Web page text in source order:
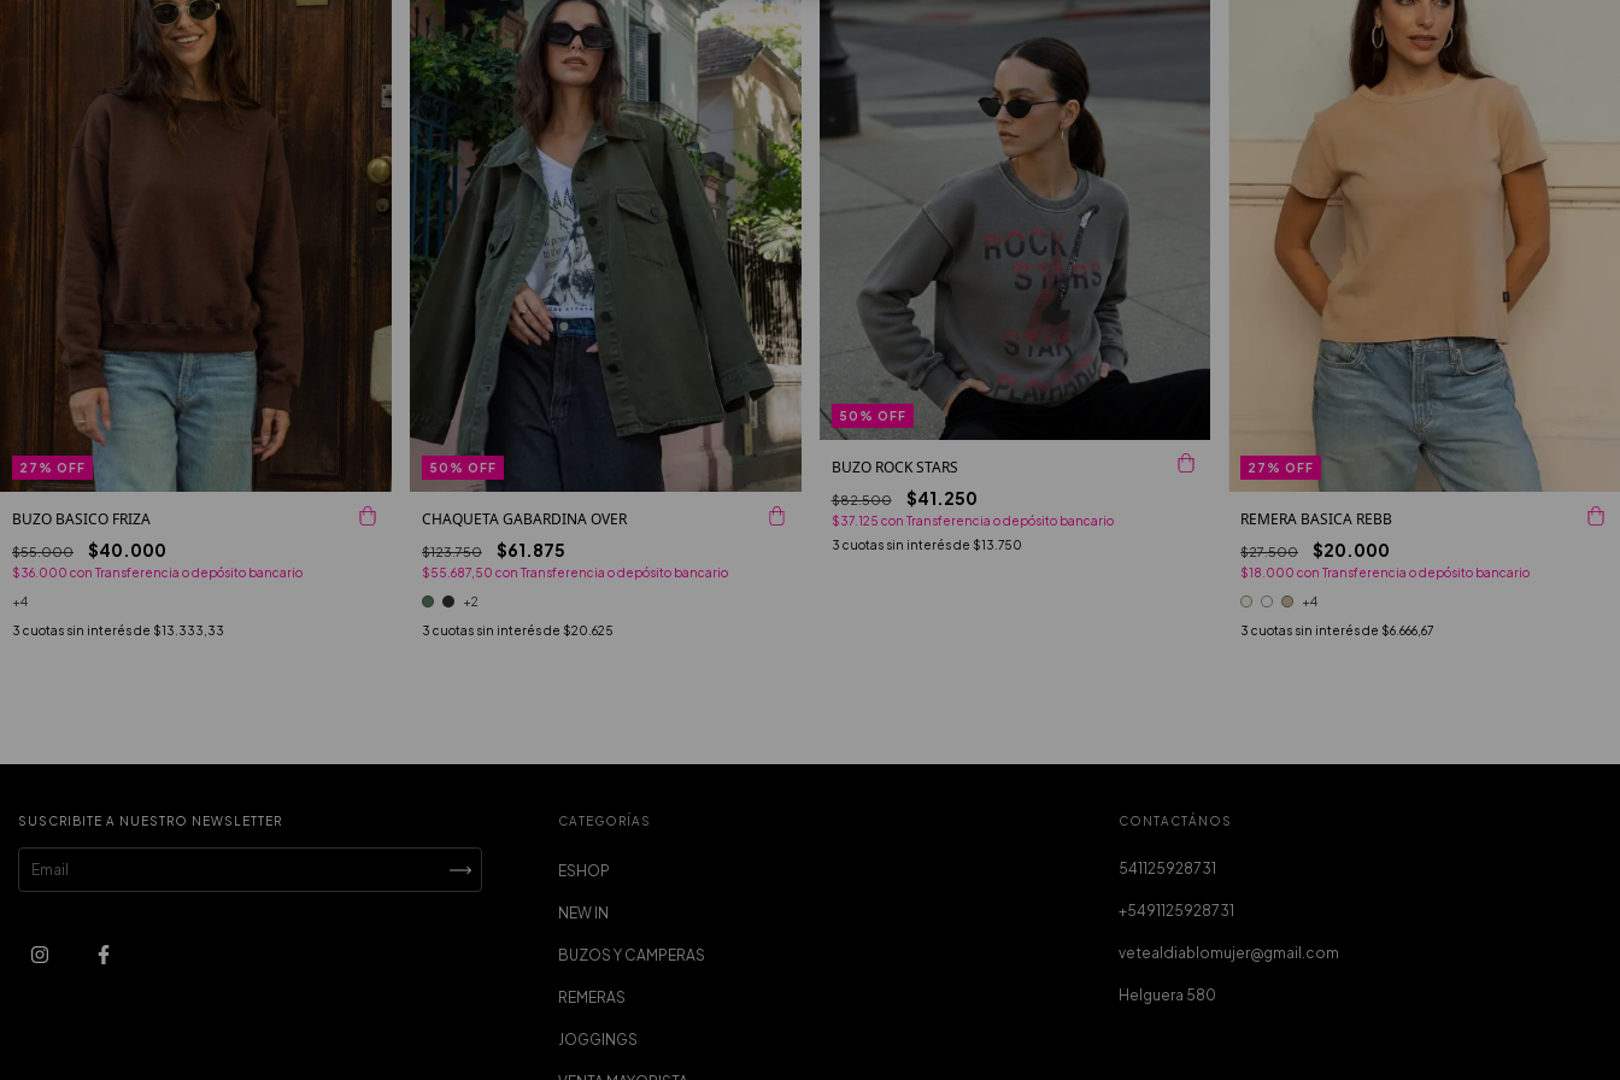
27 % OFF
BUZO BASICO FRIZA
$55.000 $40.000
$36.000 con Transferencia o depósito bancario
+4
3 cuotas sin interés de $13.333,33
50 % OFF
CHAQUETA GABARDINA OVER
$123.750 $61.875
$55.687,50 con Transferencia o depósito bancario
+2
3 cuotas sin interés de $20.625
50 % OFF
BUZO ROCK STARS
$82.500 $41.250
$37.125 con Transferencia o depósito bancario
3 cuotas sin interés de $13.750
27 %OFF
REMERA BASICA REBB
$27.500 $20.000
$18.000con Transferencia o depósito bancario
+4
3 cuotas sin interés de $6.666,67
SUSCRIBITE A NUESTRO NEWSLETTER CATEGORÍAS
ESHOP
NEW IN
BUZOS Y CAMPERAS
REMERAS
JOGGINGS
CONTACTÁNOS
541125928731
+5491125928731
vetealdiablomujer@gmail.com
Helguera 580